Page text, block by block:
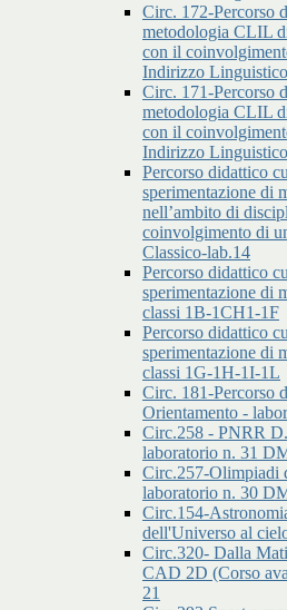
Circ. 172-Percorso
metodologia CLIL
con il
Indirizzo
Circ. 171-Percorso
metodologia CLIL
con il
Indirizzo
Percorso didattico
sperimentazione di
nell’ambito di
coinvolgimento di
Classico-lab.14
Percorso didattico
sperimentazione di
classi 1B-1CH1-1F
Percorso didattico
sperimentazione di
classi 1G-1H-1I-1L
Circ. 181-Percorso
Orientamento -
Circ.258 - PNRR
laboratorio n. 31
Circ.257-Olimpiadi
laboratorio n. 30
Circ.154-
dell'Universo al
Circ.320- Dalla
CAD 2D (Corso
21